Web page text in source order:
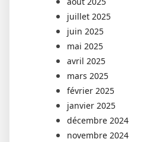
juillet 2025
juin 2025
mai 2025
avril 2025
mars 2025
février 2025
janvier 2025
décembre 2024
novembre 2024